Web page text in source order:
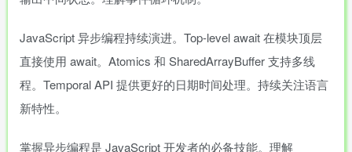
JavaScript 异步编程持续演进。Top-level await 在模块顶层
直接使用 await。Atomics 和 SharedArrayBuffer 支持多线
程。Temporal API 提供更好的日期时间处理。持续关注语言
新特性。
掌握异步编程是 JavaScript 开发者的必备技能。理解